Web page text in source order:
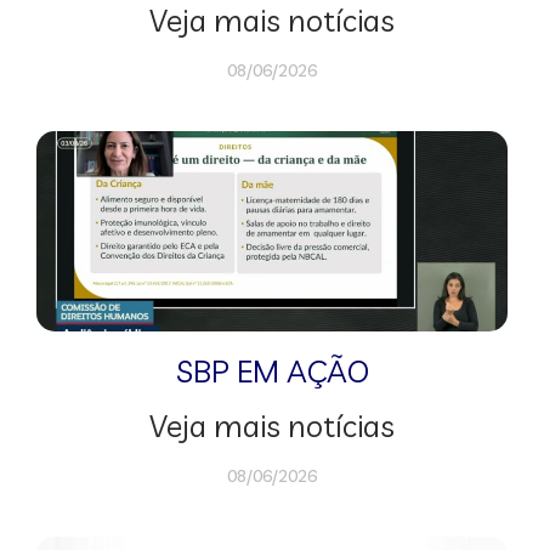
Veja mais notícias
08/06/2026
SBP EM AÇÃO
Veja mais notícias
08/06/2026